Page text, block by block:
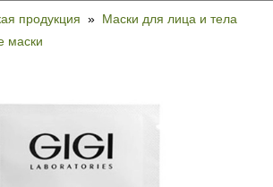
продукция » Маски для лица и тела
маски